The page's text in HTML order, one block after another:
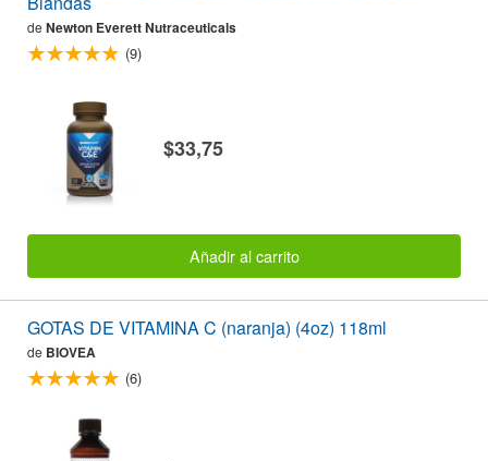
de Newton Everett Nutraceuticals
(9)
$33,75
Añadir al carrito
GOTAS DE VITAMINA C (naranja) (4oz) 118ml
de BIOVEA
(6)